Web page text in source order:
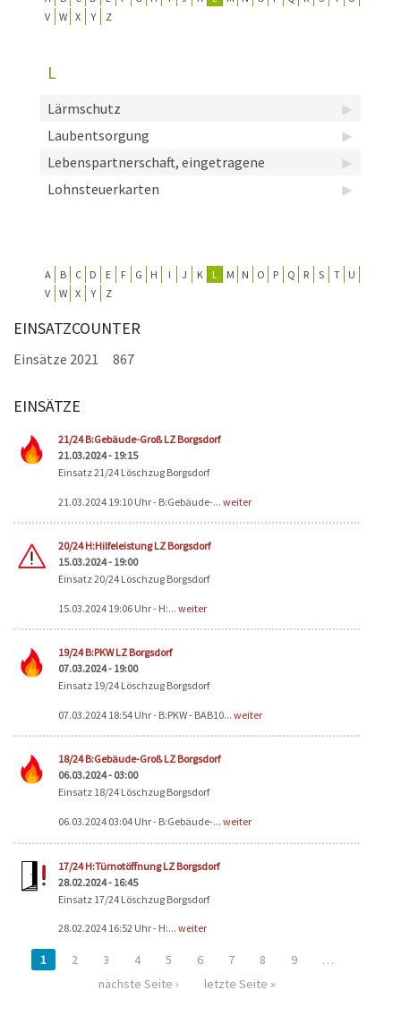
V
W X Y Z
L
Lärmschutz
Laubentsorgung
Lebenspartnerschaft, eingetragene
Lohnsteuerkarten
A B C D E F G H I J K L M N O P Q R S T
U
V
W X Y Z
EINSATZCOUNTER
Einsätze 2021 867
EINSÄTZE
21/24 B:Gebäude-Groß LZ Borgsdorf
21.03.2024 - 19:15
Einsatz 21/24 Löschzug Borgsdorf
21.03.2024 19:10 Uhr - B:Gebäude-... weiter
20/24 H:Hilfeleistung LZ Borgsdorf
15.03.2024 - 19:00
Einsatz 20/24 Löschzug Borgsdorf
15.03.2024 19:06 Uhr - H:... weiter
19/24 B:PKW LZ Borgsdorf
07.03.2024 - 19:00
Einsatz 19/24 Löschzug Borgsdorf
07.03.2024 18:54 Uhr - B:PKW - BAB10... weiter
18/24 B:Gebäude-Groß LZ Borgsdorf
06.03.2024 - 03:00
Einsatz 18/24 Löschzug Borgsdorf
06.03.2024 03:04 Uhr - B:Gebäude-... weiter
17/24 H:Türnotöffnung LZ Borgsdorf
28.02.2024 - 16:45
Einsatz 17/24 Löschzug Borgsdorf
28.02.2024 16:52 Uhr - H:... weiter
Seiten
1 2 3 4 5 6 7 8 9
…
nächste Seite ›
letzte Seite »